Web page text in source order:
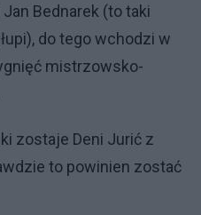
Bednarek (to taki
do tego wchodzi w
mistrzowsko-
zostaje Deni Jurić z
to powinien zostać